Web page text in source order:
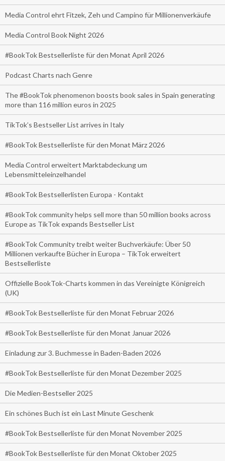
Media Control ehrt Fitzek, Zeh und Campino für Millionenverkäufe
Media Control Book Night 2026
#BookTok Bestsellerliste für den Monat April 2026
Podcast Charts nach Genre
The #BookTok phenomenon boosts book sales in Spain generating
more than 116 million euros in 2025
TikTok’s Bestseller List arrives in Italy
#BookTok Bestsellerliste für den Monat März 2026
Media Control erweitert Marktabdeckung um
Lebensmitteleinzelhandel
#BookTok Bestsellerlisten Europa - Kontakt
#BookTok community helps sell more than 50 million books across
Europe as TikTok expands Bestseller List
#BookTok Community treibt weiter Buchverkäufe: Über 50
Millionen verkaufte Bücher in Europa – TikTok erweitert
Bestsellerliste
Offizielle BookTok-Charts kommen in das Vereinigte Königreich
(UK)
#BookTok Bestsellerliste für den Monat Februar 2026
#BookTok Bestsellerliste für den Monat Januar 2026
Einladung zur 3. Buchmesse in Baden-Baden 2026
#BookTok Bestsellerliste für den Monat Dezember 2025
Die Medien-Bestseller 2025
Ein schönes Buch ist ein Last Minute Geschenk
#BookTok Bestsellerliste für den Monat November 2025
#BookTok Bestsellerliste für den Monat Oktober 2025